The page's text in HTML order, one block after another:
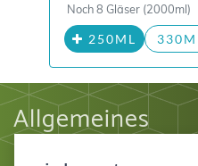
Noch 8 Gläser (2000ml)
250ML
Allgemeines